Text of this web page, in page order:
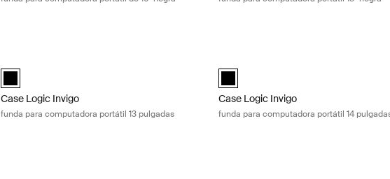
black (selected)
Case Logic Invigo
funda para computadora portátil 13 pulgadas
black (selected)
Case Logic Invigo
funda para computadora portátil 14